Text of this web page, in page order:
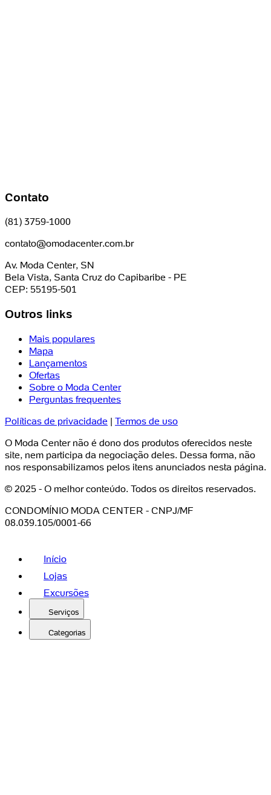
Contato
(81) 3759-1000
contato@omodacenter.com.br
Av. Moda Center, SN
Bela Vista, Santa Cruz do Capibaribe - PE
CEP: 55195-501
Outros links
Mais populares
Mapa
Lançamentos
Ofertas
Sobre o Moda Center
Perguntas frequentes
Políticas de privacidade | Termos de uso
O Moda Center não é dono dos produtos oferecidos neste
site, nem participa da negociação deles. Dessa forma, não
nos responsabilizamos pelos itens anunciados nesta página.
© 2025 - O melhor conteúdo. Todos os direitos reservados.
CONDOMÍNIO MODA CENTER - CNPJ/MF
08.039.105/0001-66
Início
Lojas
Excursões
Serviços
Categorias